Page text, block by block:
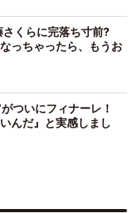
くらに完落ち寸前?
っちゃったら、もうお
ついにフィナーレ！
んだ』と実感しまし